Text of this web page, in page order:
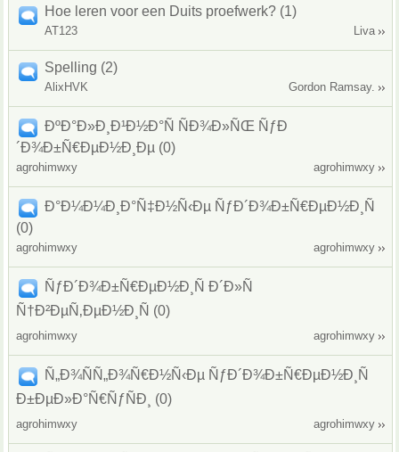
Hoe leren voor een Duits proefwerk? (1)
AT123 Liva
Spelling (2)
AlixHVK Gordon Ramsay.
ÐºÐ°Ð»Ð¸Ð¹Ð½Ð°Ñ ÑÐ¾Ð»ÑŒ ÑƒÐ
´Ð¾Ð±Ñ€ÐµÐ½Ð¸Ðµ (0)
agrohimwxy agrohimwxy
Ð°Ð¼Ð¼Ð¸Ð°Ñ‡Ð½Ñ‹Ðµ ÑƒÐ´Ð¾Ð±Ñ€ÐµÐ½Ð¸Ñ
(0)
agrohimwxy agrohimwxy
ÑƒÐ´Ð¾Ð±Ñ€ÐµÐ½Ð¸Ñ Ð´Ð»Ñ
Ñ†Ð²ÐµÑ‚ÐµÐ½Ð¸Ñ (0)
agrohimwxy agrohimwxy
Ñ„Ð¾ÑÑ„Ð¾Ñ€Ð½Ñ‹Ðµ ÑƒÐ´Ð¾Ð±Ñ€ÐµÐ½Ð¸Ñ
Ð±ÐµÐ»Ð°Ñ€ÑƒÑÐ¸ (0)
agrohimwxy agrohimwxy